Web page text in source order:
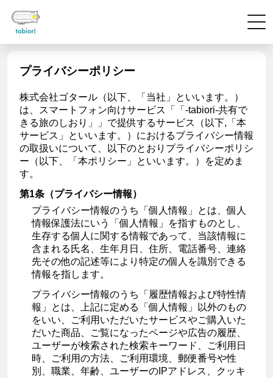
プライバシーポリシー
株式会社ゴタール（以下、「当社」といいます。）
は、スマートフォン向けサービス「「-tabiori-共有で
きる旅のしおり」」で提供するサービス（以下,「本
サービス」といいます。）におけるプライバシー情報
の取扱いについて、以下のとおりプライバシーポリシ
ー（以下、「本ポリシー」といいます。）を定めま
す。
第1条（プライバシー情報）
プライバシー情報のうち「個人情報」とは、個人
情報保護法にいう「個人情報」を指すものとし、
生存する個人に関する情報であって、当該情報に
含まれる氏名、生年月日、住所、電話番号、連絡
先その他の記述等により特定の個人を識別できる
情報を指します。
プライバシー情報のうち「履歴情報および特性情
報」とは、上記に定める「個人情報」以外のもの
をいい、ご利用いただいたサービスやご購入いた
だいた商品、ご覧になったページや広告の履歴、
ユーザーが検索された検索キーワード、ご利用日
時、ご利用の方法、ご利用環境、郵便番号や性
別、職業、年齢、ユーザーのIPアドレス、クッキ